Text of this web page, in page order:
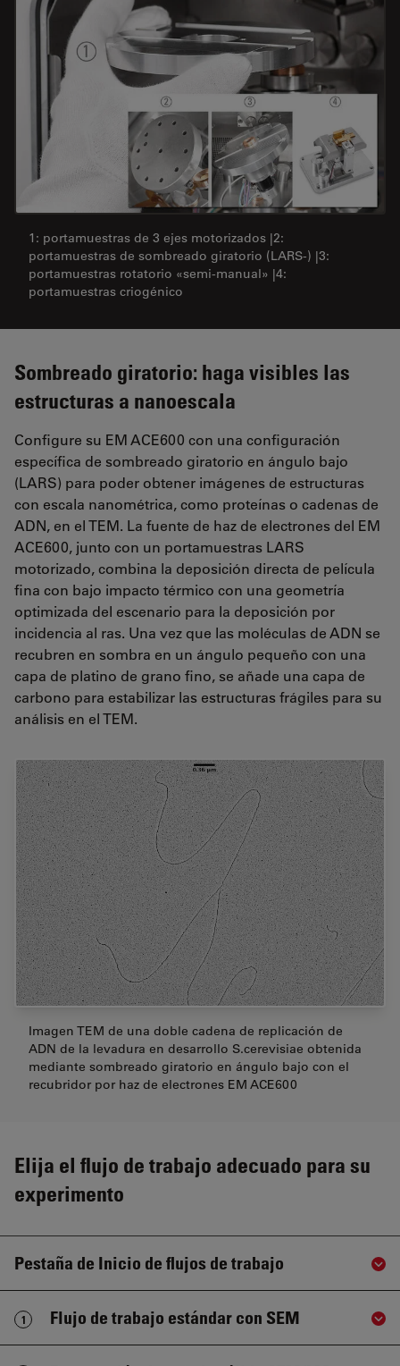
1: portamuestras de 3 ejes motorizados |2:
portamuestras de sombreado giratorio (LARS-) |3:
portamuestras rotatorio «semi-manual» |4:
portamuestras criogénico
Sombreado giratorio: haga visibles las
estructuras a nanoescala
Configure su EM ACE600 con una configuración
específica de sombreado giratorio en ángulo bajo
(LARS) para poder obtener imágenes de estructuras
con escala nanométrica, como proteínas o cadenas de
ADN, en el TEM. La fuente de haz de electrones del EM
ACE600, junto con un portamuestras LARS
motorizado, combina la deposición directa de película
fina con bajo impacto térmico con una geometría
optimizada del escenario para la deposición por
incidencia al ras. Una vez que las moléculas de ADN se
recubren en sombra en un ángulo pequeño con una
capa de platino de grano fino, se añade una capa de
carbono para estabilizar las estructuras frágiles para su
análisis en el TEM.
Imagen TEM de una doble cadena de replicación de
ADN de la levadura en desarrollo S.cerevisiae obtenida
mediante sombreado giratorio en ángulo bajo con el
recubridor por haz de electrones EM ACE600
Elija el flujo de trabajo adecuado para su
experimento
Pestaña de Inicio de flujos de trabajo
1 Flujo de trabajo estándar con SEM